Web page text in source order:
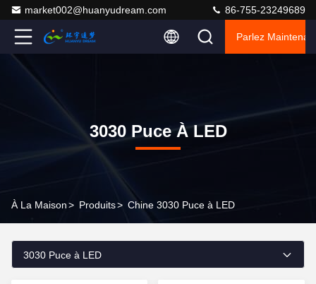
market002@huanyudream.com 86-755-23249689
Parlez
3030 Puce À LED
À La Maison> Produits> Chine 3030 Puce à LED
3030 Puce à LED